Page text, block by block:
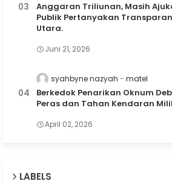
Anggaran Triliunan, Masih
Publik Pertanyakan
Utara.
Juni 21, 2026
syahbyne nazyah matel
Berkedok Penarikan Oknum
Peras dan Tahan Kendaran
April 02, 2026
LABELS